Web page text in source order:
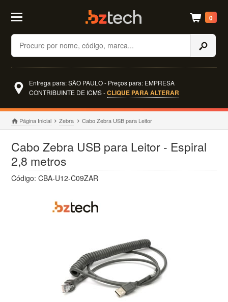
Buscar
0
Entrega para: SÃO PAULO - Preços para: EMPRESA
CONTRIBUINTE DE ICMS -CLIQUE PARA ALTERAR
Página Inicial Zebra Cabo Zebra USB para Leitor
Cabo Zebra USB para Leitor - Espiral
2,8 metros
Código: CBA-U12-C09ZAR